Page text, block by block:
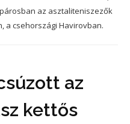
az asztaliteniszezők
a csehországi Havirovban.
az
kettős